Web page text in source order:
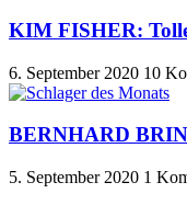
KIM FISHER:
6. September 2020 10
BERNHARD
5. September 2020 1